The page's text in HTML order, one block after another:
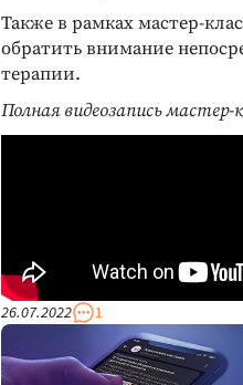
Также в рамках мастер-
обратить внимание
терапии.
Полная видеозапись мастер-
26.07.2022 1